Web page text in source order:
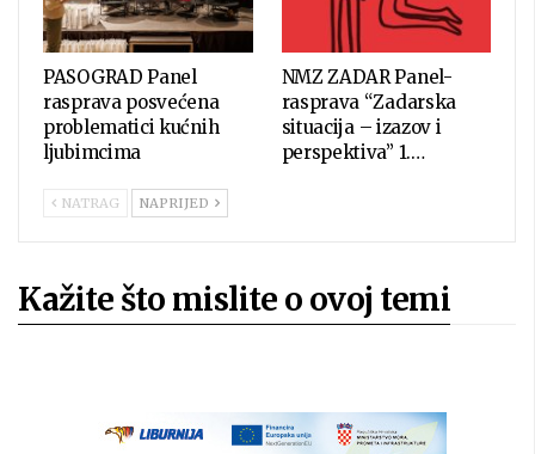
PASOGRAD Panel
rasprava posvećena
problematici kućnih
ljubimcima
NMZ ZADAR Panel-
rasprava “Zadarska
situacija – izazov i
perspektiva” 1.…
NATRAG NAPRIJED
Kažite što mislite o ovoj temi